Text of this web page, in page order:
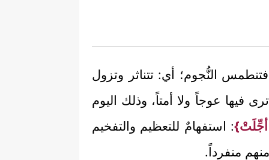
النُّجوم؛ أي: تتناثر وتزول
فيها عوجاً ولا أمتاً، وذلك اليوم
أجِّلَتْ}: استفهامٌ للتعظيم والتفخيم
منفرداً.